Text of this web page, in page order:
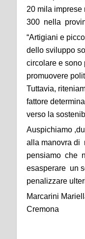
20 mila
300 nella
“Artigiani e
dello sviluppo
circolare e sono
promuovere
Tuttavia,
fattore
verso la
Auspichiamo
alla manovra di
pensiamo che
esasperare un
penalizzare
Marcarini
Cremona